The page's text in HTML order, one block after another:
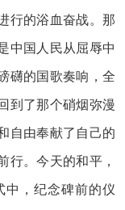
行的浴血奋战。那
中国人民从屈辱中
礴的国歌奏响，全
到了那个硝烟弥漫
自由奉献了自己的
行。今天的和平，
中，纪念碑前的仪